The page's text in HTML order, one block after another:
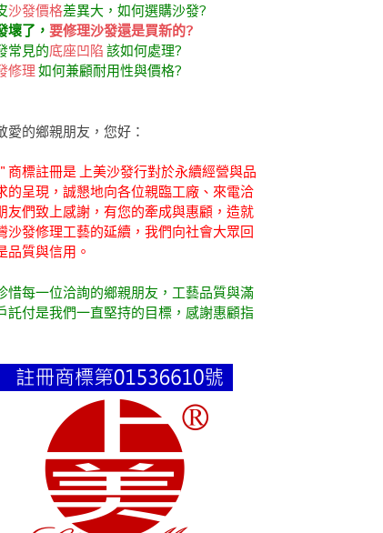
沙發價格差異大，如何選購沙發?
壞了， 要修理沙發還是買新的?
常見的底座凹陷 該如何處理?
修理 如何兼顧耐用性與價格?
愛的鄉親朋友，您好：
商標註冊是 上美沙發行對於永續經營與品
的呈現，誠懇地向各位親臨工廠、來電洽
友們致上感謝，有您的牽成與惠顧，造就
沙發修理工藝的延續，我們向社會大眾回
品質與信用。
惜每一位洽詢的鄉親朋友，工藝品質與滿
託付是我們一直堅持的目標，感謝惠顧指